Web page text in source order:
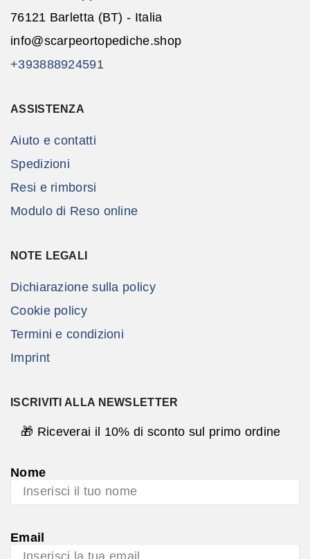
76121 Barletta (BT) - Italia
info@scarpeortopediche.shop
+393888924591
ASSISTENZA
Aiuto e contatti
Spedizioni
Resi e rimborsi
Modulo di Reso online
NOTE LEGALI
Dichiarazione sulla policy
Cookie policy
Termini e condizioni
Imprint
ISCRIVITI ALLA NEWSLETTER
🎁 Riceverai il 10% di sconto sul primo ordine
Nome
Email